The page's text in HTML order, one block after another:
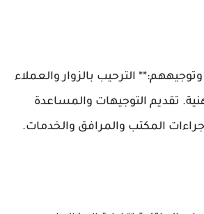
وتوجيههم:** الترحيب بالزوار والعملاء
تقديم التوجيهات والمساعدة
المكتب والمرافق والخدمات.